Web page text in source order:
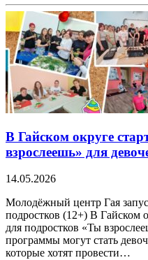
В Гайском округе
взрослеешь» для
14.05.2026
Молодёжный центр Гая
подростков (12+) В Гайском
для подростков «Ты
программы могут стать
которые хотят провести…